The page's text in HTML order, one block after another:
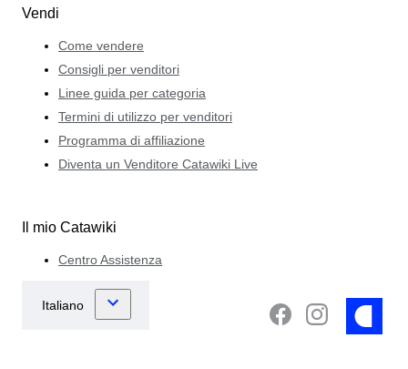
Vendi
Come vendere
Consigli per venditori
Linee guida per categoria
Termini di utilizzo per venditori
Programma di affiliazione
Diventa un Venditore Catawiki Live
Il mio Catawiki
Centro Assistenza